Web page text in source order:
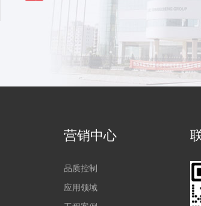
营销中心
品质控制
应用领域